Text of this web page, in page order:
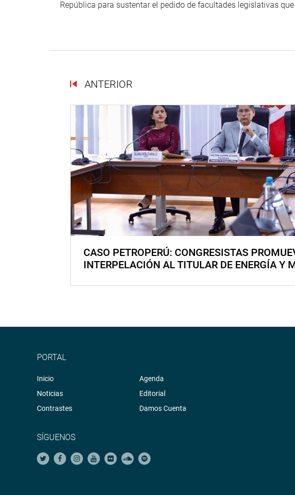
República para sustentar el pedido de facultades legislativas
ANTERIOR
CASO PETROPERÚ: CONGRESISTAS
INTERPELACIÓN AL TITULAR DE ENERGÍA Y
PORTAL
Inicio
Noticias
Contrastes
Agenda
Editorial
Damos Cuenta
SÍGUENOS